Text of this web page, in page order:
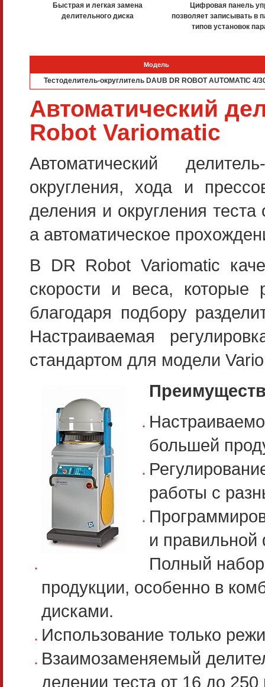
Быстрая и легкая замена
делительного диска
Цифровая панель
позволяет записывать в
типов установок
Модель
Тестоделитель-округлитель DAUB DR ROBOT AUTOMATIC 4/
Автоматический
Robot Variomatic
Автоматический
округления, хода и
деления и округления
а автоматическое
В DR Robot Variomatic
скорости и веса, которые
благодаря подбору
Настраиваемая
стандартом для модели
большей
работы с
и
Полный набор
продукции, особенно в
дисками.
Использование только
Взаимозаменяемый
делении теста от 16 до 250